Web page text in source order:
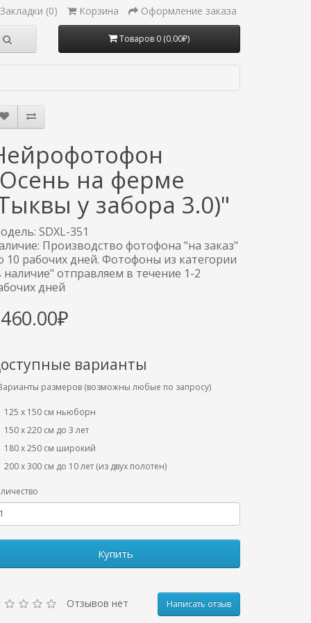
Закладки (0) Корзина Оформление заказа
Товаров 0 (0.00₽)
на ферме
у забора 3.0)"
SDXL-351
Производство фотофона "на заказ"
10 рабочих дней. Фотофоны из категории
наличие" отправляем в течение 1-2
дней
варианты
размеров (возможны любые по запросу)
125 x 150 см ньюборн
150 х 220 см до 3 лет
180 х 250 см широкий
200 х 300 см до 10 лет (из двух полотен)
Купить
Отзывов нет Написать отзыв